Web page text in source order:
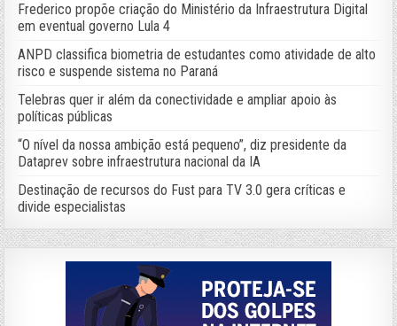
Frederico propõe criação do Ministério da Infraestrutura Digital
em eventual governo Lula 4
ANPD classifica biometria de estudantes como atividade de alto
risco e suspende sistema no Paraná
Telebras quer ir além da conectividade e ampliar apoio às
políticas públicas
“O nível da nossa ambição está pequeno”, diz presidente da
Dataprev sobre infraestrutura nacional da IA
Destinação de recursos do Fust para TV 3.0 gera críticas e
divide especialistas